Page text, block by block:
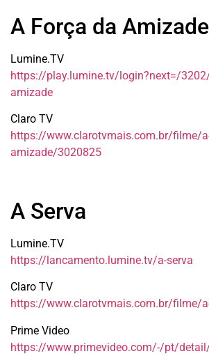
A Força da Amizade
Lumine.TV
https://play.lumine.tv/login?next=/
amizade
Claro TV
https://www.clarotvmais.com.br/filme/
amizade/3020825
A Serva
Lumine.TV
https://lancamento.lumine.tv/a-serva
Claro TV
https://www.clarotvmais.com.br/filme/
Prime Video
https://www.primevideo.com/-/pt/